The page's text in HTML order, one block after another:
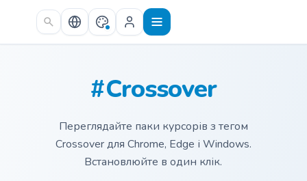
Skip to main content
#Crossover
Переглядайте паки курсорів з тегом
Crossover для Chrome, Edge і Windows.
Встановлюйте в один клік.